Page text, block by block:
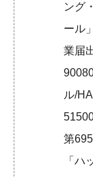
ング
ール
業届
ル/
第
「ハ